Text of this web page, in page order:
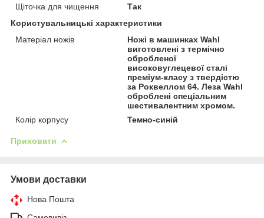
Щіточка для чищення
Так
Користувальницькі характеристики
Матеріал ножів
Ножі в машинках Wahl
виготовлені з термічно
обробленої
високовуглецевої сталі
преміум-класу з твердістю
за Роквеллом 64. Леза Wahl
оброблені спеціальним
шестивалентним хромом.
Колір корпусу
Темно-синій
Приховати
Умови доставки
Нова Пошта